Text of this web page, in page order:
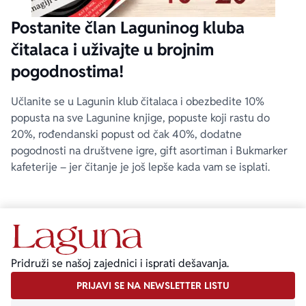
Postanite član Laguninog kluba
čitalaca i uživajte u brojnim
pogodnostima!
Učlanite se u Lagunin klub čitalaca i obezbedite 10%
popusta na sve Lagunine knjige, popuste koji rastu do
20%, rođendanski popust od čak 40%, dodatne
pogodnosti na društvene igre, gift asortiman i Bukmarker
kafeterije – jer čitanje je još lepše kada vam se isplati.
Pridruži se našoj zajednici i isprati dešavanja.
PRIJAVI SE NA NEWSLETTER LISTU